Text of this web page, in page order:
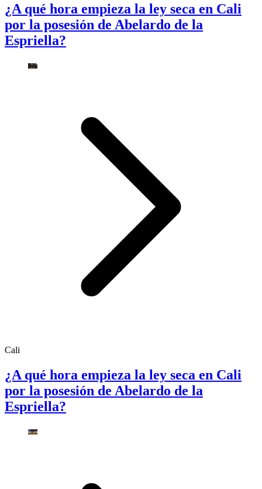
¿A qué hora empieza la ley seca en Cali
por la posesión de Abelardo de la
Espriella?
Cali
¿A qué hora empieza la ley seca en Cali
por la posesión de Abelardo de la
Espriella?